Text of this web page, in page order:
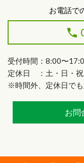
お電話で
受付時間：8:00〜
定休日 ：土・日・祝
※時間外、定休日でも
お問